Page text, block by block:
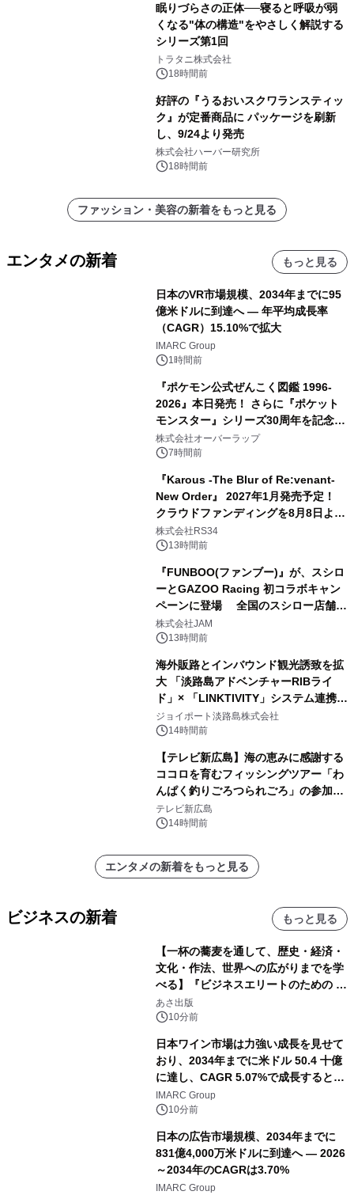
眠りづらさの正体──寝ると呼吸が弱
くなる"体の構造"をやさしく解説する
シリーズ第1回
トラタニ株式会社
18時間前
好評の『うるおいスクワランスティッ
ク』が定番商品に パッケージを刷新
し、9/24より発売
株式会社ハーバー研究所
18時間前
ファッション・美容の新着をもっと見る
エンタメの新着 もっと見る
日本のVR市場規模、2034年までに95
億米ドルに到達へ ― 年平均成長率
（CAGR）15.10%で拡大
IMARC Group
1時間前
『ポケモン公式ぜんこく図鑑 1996-
2026』本日発売！ さらに『ポケット
モンスター』シリーズ30周年を記念し
た画集『ポケットモンスター ビジュア
ルアートブック』の発売決定！ 2026
株式会社オーバーラップ
7時間前
『Karous -The Blur of Re:venant-
New Order』 2027年1月発売予定！
クラウドファンディングを8月8日より
開始
株式会社RS34
13時間前
『FUNBOO(ファンブー)』が、スシロ
ーとGAZOO Racing 初コラボキャン
ペーンに登場 全国のスシロー店舗で
GR 4車種の FUNBOO(ミニカー)付き
メニューが展開されます
株式会社JAM
13時間前
海外販路とインバウンド観光誘致を拡
大 「淡路島アドベンチャーRIBライ
ド」× 「LINKTIVITY」システム連携を
開始！
ジョイポート淡路島株式会社
14時間前
【テレビ新広島】海の恵みに感謝する
ココロを育むフィッシングツアー「わ
んぱく釣りごろつられごろ」の参加小
学生を募集
テレビ新広島
14時間前
エンタメの新着をもっと見る
ビジネスの新着 もっと見る
【一杯の蕎麦を通して、歴史・経済・
文化・作法、世界への広がりまでを学
べる】『ビジネスエリートのための 教
養としての蕎麦』2026年8月25日
（火）発売
あさ出版
10分前
日本ワイン市場は力強い成長を見せて
おり、2034年までに米ドル 50.4 十億
に達し、CAGR 5.07%で成長すると予
測
IMARC Group
10分前
日本の広告市場規模、2034年までに
831億4,000万米ドルに到達へ ― 2026
～2034年のCAGRは3.70%
IMARC Group